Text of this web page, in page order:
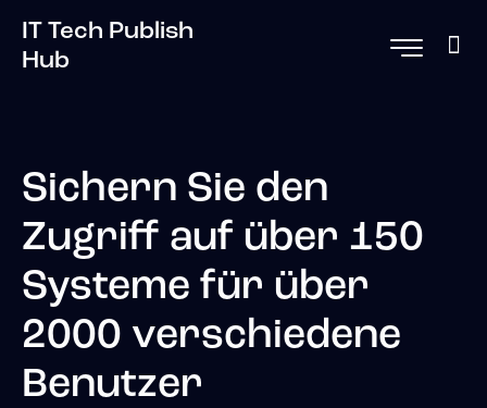
IT Tech Publish
Hub
Sichern Sie den
Zugriff auf über 150
Systeme für über
2000 verschiedene
Benutzer